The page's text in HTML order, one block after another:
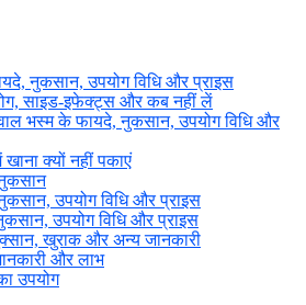
नुकसान, उपयोग विधि और प्राइस
साइड-इफेक्ट्स और कब नहीं लें
भस्म के फायदे, नुकसान, उपयोग विधि और
क्यों नहीं पकाएं
उपयोग विधि और प्राइस
उपयोग विधि और प्राइस
खुराक और अन्य जानकारी
और लाभ
उपयोग